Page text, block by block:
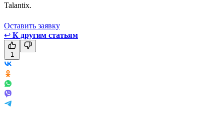
Talantix.
Оставить заявкy
↩ К другим статьям
1